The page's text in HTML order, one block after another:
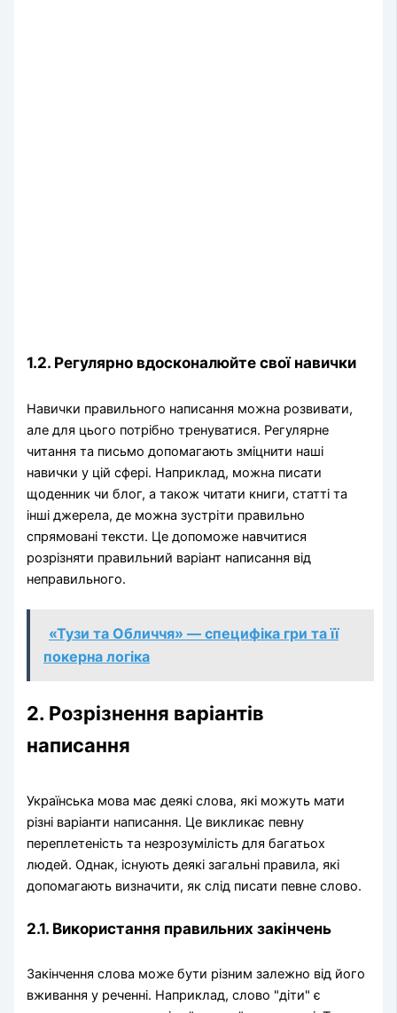
1.2. Регулярно вдосконалюйте свої навички
Навички правильного написання можна розвивати,
але для цього потрібно тренуватися. Регулярне
читання та письмо допомагають зміцнити наші
навички у цій сфері. Наприклад, можна писати
щоденник чи блог, а також читати книги, статті та
інші джерела, де можна зустріти правильно
спрямовані тексти. Це допоможе навчитися
розрізняти правильний варіант написання від
неправильного.
«Тузи та Обличчя» — специфіка гри та її
покерна логіка
2. Розрізнення варіантів
написання
Українська мова має деякі слова, які можуть мати
різні варіанти написання. Це викликає певну
переплетеність та незрозумілість для багатьох
людей. Однак, існують деякі загальні правила, які
допомагають визначити, як слід писати певне слово.
2.1. Використання правильних закінчень
Закінчення слова може бути різним залежно від його
вживання у реченні. Наприклад, слово "діти" є